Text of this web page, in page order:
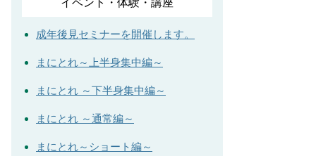
成年後見セミナーを開催します。
まにとれ～上半身集中編～
まにとれ ～下半身集中編～
まにとれ ～通常編～
まにとれ～ショート編～